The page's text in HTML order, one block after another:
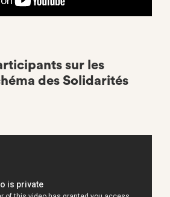
sur les
des Solidarités